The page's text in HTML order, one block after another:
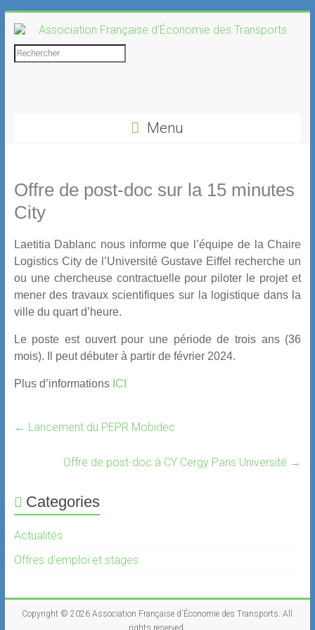
to
content
Association
Menu
Offre de post-doc sur la 15 minutes
City
Laetitia Dablanc nous informe que l’équipe de la Chaire
Logistics City de l’Université Gustave Eiffel recherche un
ou une chercheuse contractuelle pour piloter le projet et
mener des travaux scientifiques sur la logistique dans la
ville du quart d’heure.
Le poste est ouvert pour une période de trois ans (36
mois). Il peut débuter à partir de février 2024.
Plus d’informations ICI
← Lancement du PEPR Mobidec
Offre de post-doc à CY Cergy Paris Université →
Categories
Actualités
Offres d’emploi et stages
Copyright © 2026Association Française d'Économie des Transports. All
rights reserved.